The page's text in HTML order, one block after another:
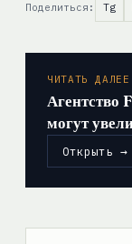
Поделиться: Tg
ЧИТАТЬ ДАЛЕЕ
Агентство
могут
Открыть →